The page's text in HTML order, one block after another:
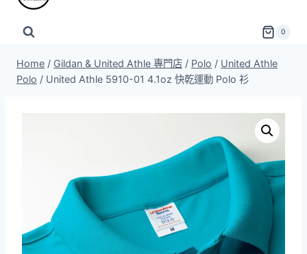
0
Home / Gildan & United Athle 專門店 / Polo / United Athle
Polo​ / United Athle 5910-01 4.1oz 快乾運動 Polo 衫